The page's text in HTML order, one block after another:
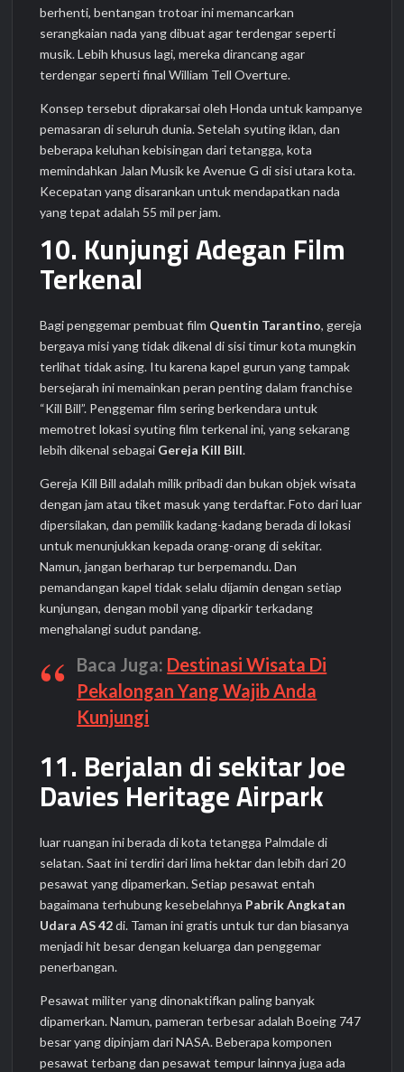
berhenti, bentangan trotoar ini memancarkan
serangkaian nada yang dibuat agar terdengar seperti
musik. Lebih khusus lagi, mereka dirancang agar
terdengar seperti final William Tell Overture.
Konsep tersebut diprakarsai oleh Honda untuk kampanye
pemasaran di seluruh dunia. Setelah syuting iklan, dan
beberapa keluhan kebisingan dari tetangga, kota
memindahkan Jalan Musik ke Avenue G di sisi utara kota.
Kecepatan yang disarankan untuk mendapatkan nada
yang tepat adalah 55 mil per jam.
10. Kunjungi Adegan Film
Terkenal
Bagi penggemar pembuat film Quentin Tarantino, gereja
bergaya misi yang tidak dikenal di sisi timur kota mungkin
terlihat tidak asing. Itu karena kapel gurun yang tampak
bersejarah ini memainkan peran penting dalam franchise
“Kill Bill”. Penggemar film sering berkendara untuk
memotret lokasi syuting film terkenal ini, yang sekarang
lebih dikenal sebagai Gereja Kill Bill.
Gereja Kill Bill adalah milik pribadi dan bukan objek wisata
dengan jam atau tiket masuk yang terdaftar. Foto dari luar
dipersilakan, dan pemilik kadang-kadang berada di lokasi
untuk menunjukkan kepada orang-orang di sekitar.
Namun, jangan berharap tur berpemandu. Dan
pemandangan kapel tidak selalu dijamin dengan setiap
kunjungan, dengan mobil yang diparkir terkadang
menghalangi sudut pandang.
Baca Juga: Destinasi Wisata Di
Pekalongan Yang Wajib Anda
Kunjungi
11. Berjalan di sekitar Joe
Davies Heritage Airpark
luar ruangan ini berada di kota tetangga Palmdale di
selatan. Saat ini terdiri dari lima hektar dan lebih dari 20
pesawat yang dipamerkan. Setiap pesawat entah
bagaimana terhubung kesebelahnya Pabrik Angkatan
Udara AS 42di. Taman ini gratis untuk tur dan biasanya
menjadi hit besar dengan keluarga dan penggemar
penerbangan.
Pesawat militer yang dinonaktifkan paling banyak
dipamerkan. Namun, pameran terbesar adalah Boeing 747
besar yang dipinjam dari NASA. Beberapa komponen
pesawat terbang dan pesawat tempur lainnya juga ada